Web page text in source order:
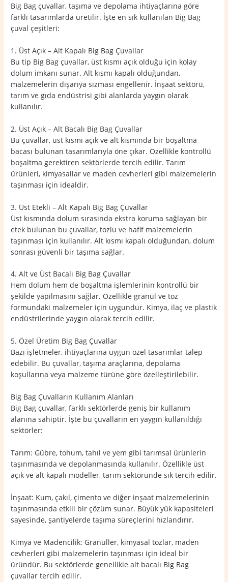
Big Bag çuvallar, taşıma ve depolama ihtiyaçlarına göre
farklı tasarımlarda üretilir. İşte en sık kullanılan Big Bag
çuval çeşitleri:
1. Üst Açık – Alt Kapalı Big Bag Çuvallar
Bu tip Big Bag çuvallar, üst kısmı açık olduğu için kolay
dolum imkanı sunar. Alt kısmı kapalı olduğundan,
malzemelerin dışarıya sızması engellenir. İnşaat sektörü,
tarım ve gıda endüstrisi gibi alanlarda yaygın olarak
kullanılır.
2. Üst Açık – Alt Bacalı Big Bag Çuvallar
Bu çuvallar, üst kısmı açık ve alt kısmında bir boşaltma
bacası bulunan tasarımlarıyla öne çıkar. Özellikle kontrollü
boşaltma gerektiren sektörlerde tercih edilir. Tarım
ürünleri, kimyasallar ve maden cevherleri gibi malzemelerin
taşınması için idealdir.
3. Üst Etekli – Alt Kapalı Big Bag Çuvallar
Üst kısmında dolum sırasında ekstra koruma sağlayan bir
etek bulunan bu çuvallar, tozlu ve hafif malzemelerin
taşınması için kullanılır. Alt kısmı kapalı olduğundan, dolum
sonrası güvenli bir taşıma sağlar.
4. Alt ve Üst Bacalı Big Bag Çuvallar
Hem dolum hem de boşaltma işlemlerinin kontrollü bir
şekilde yapılmasını sağlar. Özellikle granül ve toz
formundaki malzemeler için uygundur. Kimya, ilaç ve plastik
endüstrilerinde yaygın olarak tercih edilir.
5. Özel Üretim Big Bag Çuvallar
Bazı işletmeler, ihtiyaçlarına uygun özel tasarımlar talep
edebilir. Bu çuvallar, taşıma araçlarına, depolama
koşullarına veya malzeme türüne göre özelleştirilebilir.
Big Bag Çuvalların Kullanım Alanları
Big Bag çuvallar, farklı sektörlerde geniş bir kullanım
alanına sahiptir. İşte bu çuvalların en yaygın kullanıldığı
sektörler:
Tarım: Gübre, tohum, tahıl ve yem gibi tarımsal ürünlerin
taşınmasında ve depolanmasında kullanılır. Özellikle üst
açık ve alt kapalı modeller, tarım sektöründe sık tercih edilir.
İnşaat: Kum, çakıl, çimento ve diğer inşaat malzemelerinin
taşınmasında etkili bir çözüm sunar. Büyük yük kapasiteleri
sayesinde, şantiyelerde taşıma süreçlerini hızlandırır.
Kimya ve Madencilik: Granüller, kimyasal tozlar, maden
cevherleri gibi malzemelerin taşınması için ideal bir
üründür. Bu sektörlerde genellikle alt bacalı Big Bag
çuvallar tercih edilir.